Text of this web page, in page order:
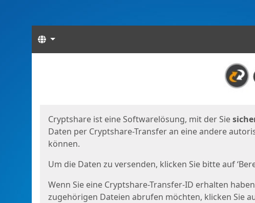
Sprachen
Cryptshare ist eine Softwarelösung, mit der Sie
Daten per Cryptshare-Transfer an eine andere
können.
Um die Daten zu versenden, klicken Sie bitte auf
Wenn Sie eine Cryptshare-Transfer-ID erhalten
zugehörigen Dateien abrufen möchten, klicken Sie